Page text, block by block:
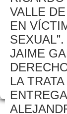
VALLE
EN
JAIME
LA